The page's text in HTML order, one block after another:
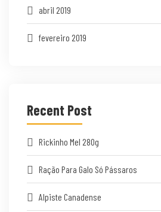
abril 2019
fevereiro 2019
Recent Post
Rickinho Mel 280g
Ração Para Galo Só Pássaros
Alpiste Canadense